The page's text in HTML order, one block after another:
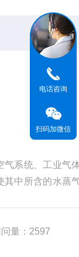
气系统、工业气
其中所含的水蒸
量：2597
电话咨询
扫码加微信